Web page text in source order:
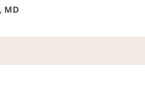
MD